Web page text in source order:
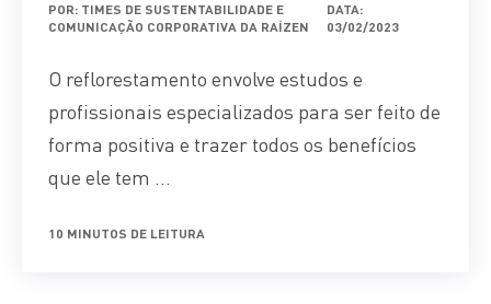
POR: TIMES DE SUSTENTABILIDADE E
COMUNICAÇÃO CORPORATIVA DA RAÍZEN
DATA:
03/02/2023
O reflorestamento envolve estudos e
profissionais especializados para ser feito de
forma positiva e trazer todos os benefícios
que ele tem ...
10 MINUTOS DE LEITURA